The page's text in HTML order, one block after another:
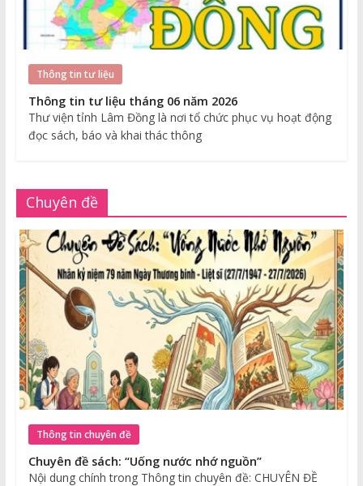
Thông tin tư liệu
Thông tin tư liệu tháng 06 năm 2026
Thư viện tỉnh Lâm Đồng là nơi tổ chức phục vụ hoạt động
đọc sách, báo và khai thác thông
Chuyên đề
Thông tin chuyên đề
Chuyên đề sách: “Uống nước nhớ nguồn”
Nội dung chính trong Thông tin chuyên đề: CHUYÊN ĐỀ